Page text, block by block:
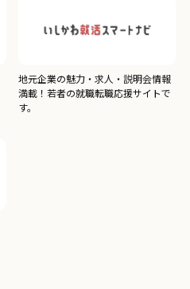
地元企業の魅力・求人・説明会情報
満載！若者の就職転職応援サイトで
す。